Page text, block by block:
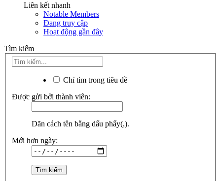
Liên kết nhanh
Notable Members
Đang truy cập
Hoạt động gần đây
Tìm kiếm
Chỉ tìm trong tiêu đề
Được gửi bởi thành viên:
Dãn cách tên bằng dấu phẩy(,).
Mới hơn ngày: